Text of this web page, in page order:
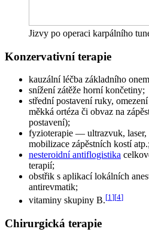
Jizvy po operaci karpálního
Konzervativní terapie
kauzální léčba základního
snížení zátěže horní končetiny;
střední postavení ruky,
měkká ortéza či obvaz na
postavení);
fyzioterapie — ultrazvuk, laser,
mobilizace zápěstních kostí
nesteroidní antiflogistika
terapií;
obstřik s aplikací lokálních
antirevmatik;
vitaminy skupiny B.[1][4]
Chirurgická terapie